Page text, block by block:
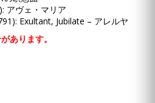
アヴェ・マリア
Exultant, Jubilate – アレルヤ
あります。